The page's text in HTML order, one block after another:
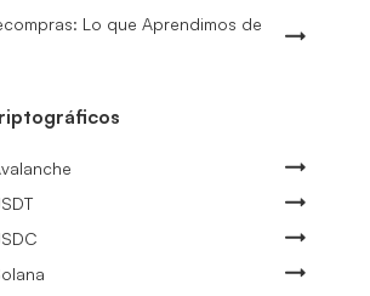
Lo que Aprendimos de